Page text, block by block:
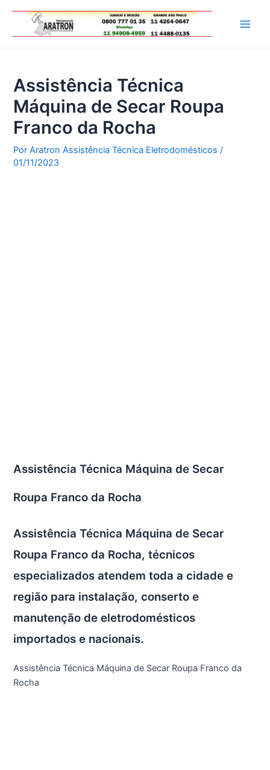
Assistência Técnica
Máquina de Secar Roupa
Franco da Rocha
PorAratron Assistência Técnica Eletrodomésticos/
01/11/2023
Assistência Técnica Máquina de Secar
Roupa Franco da Rocha
Assistência Técnica Máquina de Secar
Roupa Franco da Rocha, técnicos
especializados atendem toda a cidade e
região para instalação, conserto e
manutenção de eletrodomésticos
importados e nacionais.
Assistência Técnica Máquina de Secar Roupa Franco da
Rocha